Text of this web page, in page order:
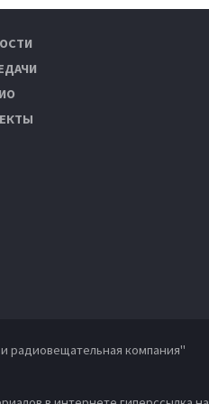
радиовещательная компания"